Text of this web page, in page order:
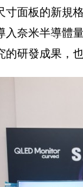
面板的新規
奈米半導體
研發成果，